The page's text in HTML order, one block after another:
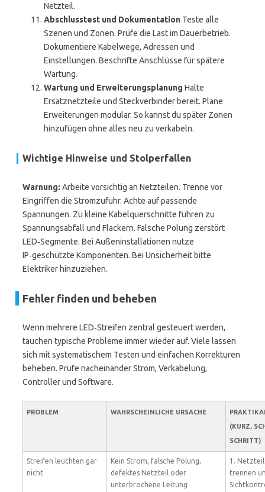
Netzteil.
Abschlusstest und Dokumentation Teste alle
Szenen und Zonen. Prüfe die Last im Dauerbetrieb.
Dokumentiere Kabelwege, Adressen und
Einstellungen. Beschrifte Anschlüsse für spätere
Wartung.
Wartung und Erweiterungsplanung Halte
Ersatznetzteile und Steckverbinder bereit. Plane
Erweiterungen modular. So kannst du später Zonen
hinzufügen ohne alles neu zu verkabeln.
Wichtige Hinweise und Stolperfallen
Warnung: Arbeite vorsichtig an Netzteilen. Trenne vor
Eingriffen die Stromzufuhr. Achte auf passende
Spannungen. Zu kleine Kabelquerschnitte führen zu
Spannungsabfall und Flackern. Falsche Polung zerstört
LED‑Segmente. Bei Außeninstallationen nutze
IP‑geschützte Komponenten. Bei Unsicherheit bitte
Elektriker hinzuziehen.
Fehler finden und beheben
Wenn mehrere LED‑Streifen zentral gesteuert werden,
tauchen typische Probleme immer wieder auf. Viele lassen
sich mit systematischem Testen und einfachen Korrekturen
beheben. Prüfe nacheinander Strom, Verkabelung,
Controller und Software.
PROBLEM WAHRSCHEINLICHE URSACHE
(KURZ,
SCHRITT)
Streifen leuchten gar
nicht
Kein Strom, falsche Polung,
defektes Netzteil oder
unterbrochene Leitung
1.
trennen